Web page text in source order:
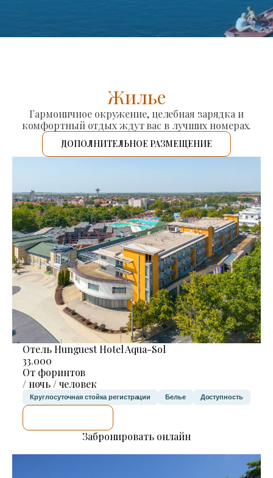
Жилье
Гармоничное окружение, целебная зарядка и
комфортный отдых ждут вас в лучших номерах.
ДОПОЛНИТЕЛЬНОЕ РАЗМЕЩЕНИЕ
Отель Hunguest Hotel Aqua-Sol
33.000
От форинтов
/ ночь / человек
Круглосуточная стойка регистрации Белье Доступность
Забронировать онлайн